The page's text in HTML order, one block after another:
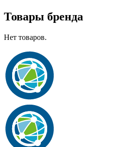
Товары бренда
Нет товаров.